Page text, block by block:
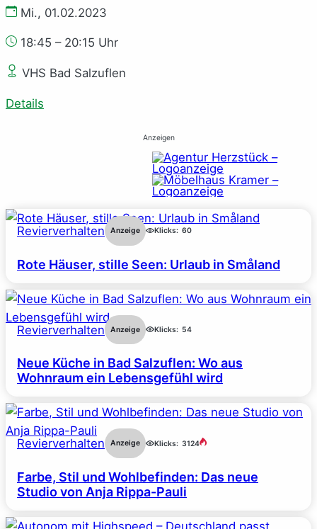
Mi., 01.02.2023
18:45 – 20:15 Uhr
VHS Bad Salzuflen
Details
Anzeigen
Revierverhalten Anzeige Klicks: 60
Rote Häuser, stille Seen: Urlaub in Småland
Revierverhalten Anzeige Klicks: 54
Neue Küche in Bad Salzuflen: Wo aus
Wohnraum ein Lebensgefühl wird
Revierverhalten Anzeige Klicks: 3124
Farbe, Stil und Wohlbefinden: Das neue
Studio von Anja Rippa-Pauli